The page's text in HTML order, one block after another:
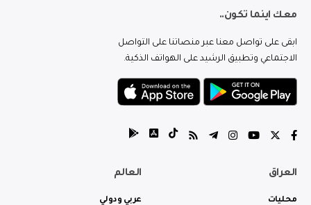
معك اينما تكون..
ابقى على تواصل معنا عبر منصاتنا على التواصل
الاجتماعي وتطبيق الرشيد على الهواتف الذكية.
العراق
محليات
العالم
عربي ودولي